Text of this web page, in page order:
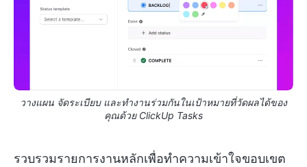
วางแผน จัดระเบียบ และทำงานร่วมกันในเป้าหมายที่วัดผลได้ของ
คุณด้วย ClickUp Tasks
รวบรวมรายการงานหลักเพื่อทำความเข้าใจขอบเขต